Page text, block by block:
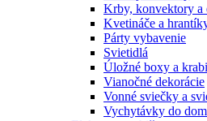
Krby, konvektory a
Kvetináče a
Párty vybavenie
Svietidlá
Úložné boxy a
Vianočné dekorácie
Vonné sviečky a
Vychytávky do